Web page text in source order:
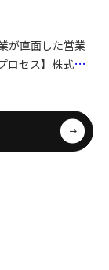
が直面した営業
ロセス】株式会